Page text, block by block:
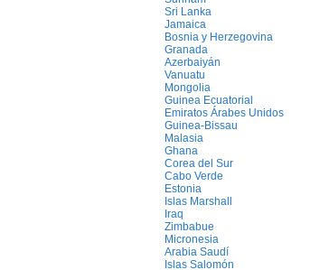
Sri Lanka
Jamaica
Bosnia y Herzegovina
Granada
Azerbaiyán
Vanuatu
Mongolia
Guinea Ecuatorial
Emiratos Árabes Unidos
Guinea-Bissau
Malasia
Ghana
Corea del Sur
Cabo Verde
Estonia
Islas Marshall
Iraq
Zimbabue
Micronesia
Arabia Saudí
Islas Salomón